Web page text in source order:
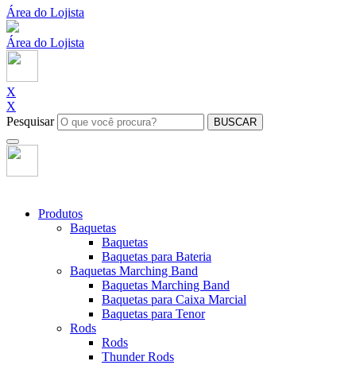
Área do Lojista
Área do Lojista
X
X
Pesquisar
BUSCAR
Produtos
Baquetas
Baquetas
Baquetas para Bateria
Baquetas Marching Band
Baquetas Marching Band
Baquetas para Caixa Marcial
Baquetas para Tenor
Rods
Rods
Thunder Rods